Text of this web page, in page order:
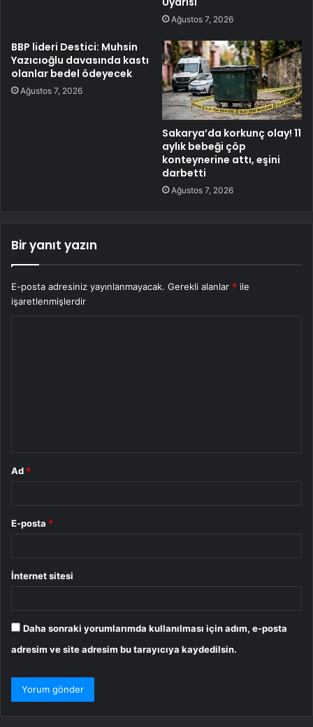
Ağustos 7, 2026
BBP lideri Destici: Muhsin
Yazıcıoğlu davasında kastı
olanlar bedel ödeyecek
Ağustos 7, 2026
Sakarya’da korkunç olay! 11
aylık bebeği çöp
konteynerine attı, eşini
darbetti
Ağustos 7, 2026
Bir yanıt yazın
E-posta adresiniz yayınlanmayacak. Gerekli alanlar * ile
işaretlenmişlerdir
Ad *
E-posta *
İnternet sitesi
Daha sonraki yorumlarımda kullanılması için adım, e-posta
adresim ve site adresim bu tarayıcıya kaydedilsin.